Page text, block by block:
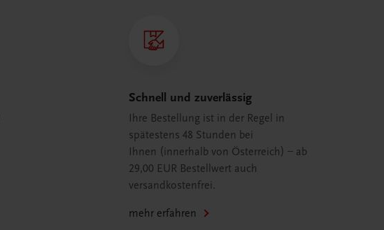
Schnell und zuverlässig
Ihre Bestellung ist in der Regel in
spätestens 48 Stunden bei
Ihnen (innerhalb von Österreich) – ab
29,00 EUR Bestellwert auch
versandkostenfrei.
mehr erfahren